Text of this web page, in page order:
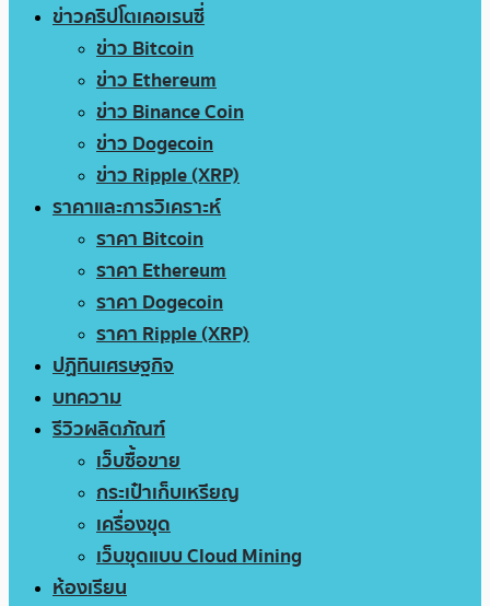
ข่าวคริปโตเคอเรนซี่
ข่าว Bitcoin
ข่าว Ethereum
ข่าว Binance Coin
ข่าว Dogecoin
ข่าว Ripple (XRP)
ราคาและการวิเคราะห์
ราคา Bitcoin
ราคา Ethereum
ราคา Dogecoin
ราคา Ripple (XRP)
ปฏิทินเศรษฐกิจ
บทความ
รีวิวผลิตภัณฑ์
เว็บซื้อขาย
กระเป๋าเก็บเหรียญ
เครื่องขุด
เว็บขุดแบบ Cloud Mining
ห้องเรียน